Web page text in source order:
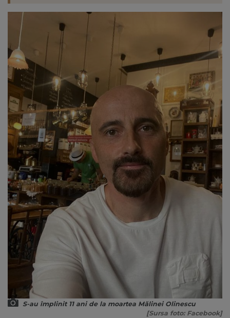
S-au împlinit 11 ani de la moartea Mălinei Olinescu
[Sursa foto: Facebook]